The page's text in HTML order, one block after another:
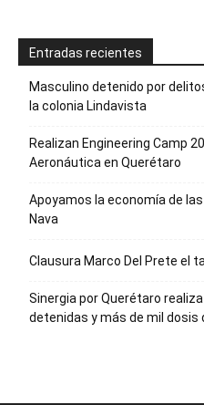
Entradas recientes
Masculino detenido por
la colonia Lindavista
Realizan Engineering Camp
Aeronáutica en Querétaro
Apoyamos la economía de
Nava
Clausura Marco Del Prete el
Sinergia por Querétaro
detenidas y más de mil